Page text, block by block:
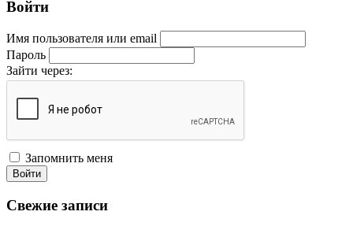
Войти
Имя пользователя или email
Пароль
Зайти через:
Запомнить меня
Войти
Свежие записи